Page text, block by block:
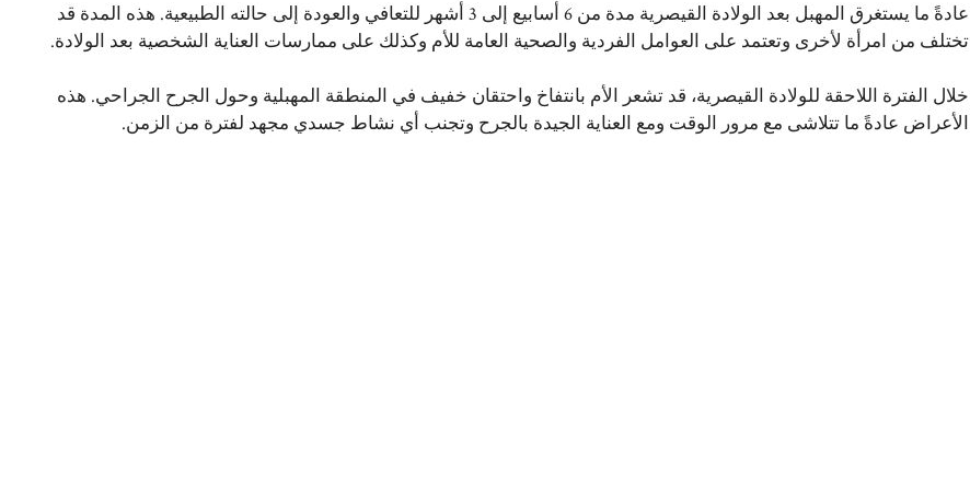
عادةً ما يستغرق المهبل بعد الولادة القيصرية مدة من 6 أسابيع إلى 3 أشهر للتعافي والعودة إلى حالته الطبيعية. هذه المدة قد
تختلف من امرأة لأخرى وتعتمد على العوامل الفردية والصحية العامة للأم وكذلك على ممارسات العناية الشخصية بعد الولادة.
خلال الفترة اللاحقة للولادة القيصرية، قد تشعر الأم بانتفاخ واحتقان خفيف في المنطقة المهبلية وحول الجرح الجراحي. هذه
الأعراض عادةً ما تتلاشى مع مرور الوقت ومع العناية الجيدة بالجرح وتجنب أي نشاط جسدي مجهد لفترة من الزمن.